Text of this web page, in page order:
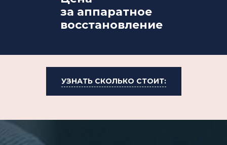
за аппаратное
восстановление
УЗНАТЬ СКОЛЬКО СТОИТ: